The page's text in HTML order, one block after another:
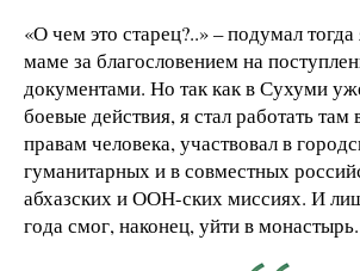
«О чем это старец?..» – подумал
маме за благословением на
документами. Но так как в Сухуми
боевые действия, я стал работать там
правам человека, участвовал в
гуманитарных и в совместных
абхазских и ООН-ских миссиях. И
года смог, наконец, уйти в